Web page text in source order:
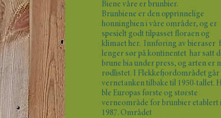
Biene våre er brunbier.
Brunbiene er den opprinnelige
honningbien i våre områder, og er
spesielt godt tilpasset floraen og
klimaet her. Innføring av bieraser
lenger sør på kontinentet har satt
brune bia under press, og arten er
rødlistet. I Flekkefjordområdet går
vernetanken tilbake til 1950-tallet.
ble Europas første og største
verneområde for brunbier etablert
1987. Området